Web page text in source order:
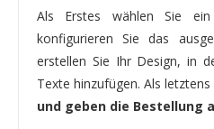
Als Erstes wählen Sie
konfigurieren Sie das
erstellen Sie Ihr Design, in
Texte hinzufügen. Als
und geben die Bestellung